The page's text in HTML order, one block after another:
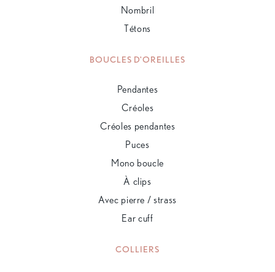
Nombril
Tétons
BOUCLES D'OREILLES
Pendantes
Créoles
Créoles pendantes
Puces
Mono boucle
À clips
Avec pierre / strass
Ear cuff
COLLIERS